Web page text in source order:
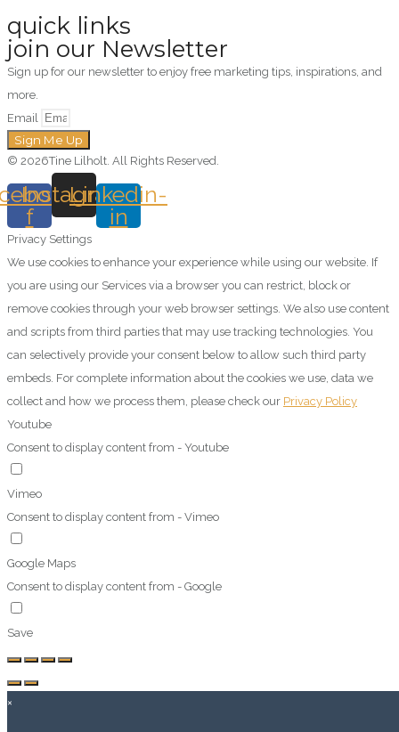
quick links
join our Newsletter
Sign up for our newsletter to enjoy free marketing tips, inspirations, and
more.
Email
Sign Me Up
© 2026Tine Lilholt. All Rights Reserved.
f
Instagram
Linkedin-
in
Privacy Settings
We use cookies to enhance your experience while using our website. If
you are using our Services via a browser you can restrict, block or
remove cookies through your web browser settings. We also use content
and scripts from third parties that may use tracking technologies. You
can selectively provide your consent below to allow such third party
embeds. For complete information about the cookies we use, data we
collect and how we process them, please check our Privacy Policy
Youtube
Consent to display content from - Youtube
Vimeo
Consent to display content from - Vimeo
Google Maps
Consent to display content from - Google
Save
×